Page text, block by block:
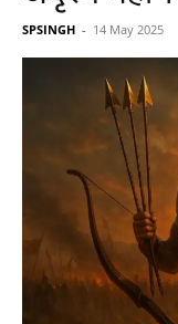
SPSINGH - 14 May 2025